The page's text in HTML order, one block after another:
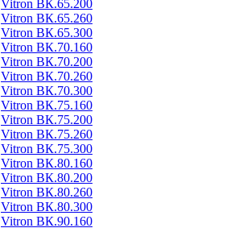
Vitron ВК.65.200
Vitron ВК.65.260
Vitron ВК.65.300
Vitron ВК.70.160
Vitron ВК.70.200
Vitron ВК.70.260
Vitron ВК.70.300
Vitron ВК.75.160
Vitron ВК.75.200
Vitron ВК.75.260
Vitron ВК.75.300
Vitron ВК.80.160
Vitron ВК.80.200
Vitron ВК.80.260
Vitron ВК.80.300
Vitron ВК.90.160